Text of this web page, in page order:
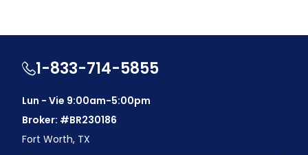
1-833-714-5855
Lun - Vie 9:00am-5:00pm
Broker: #BR230186
Fort Worth, TX